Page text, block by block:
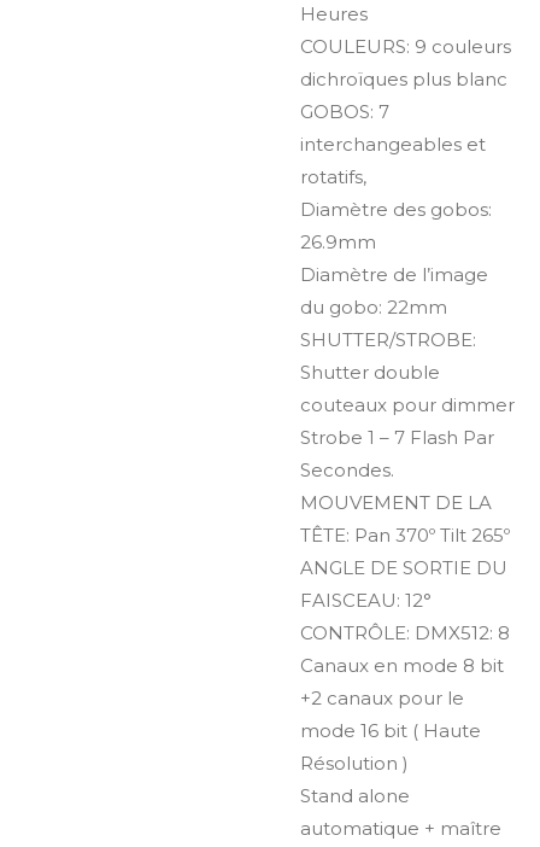
Heures
COULEURS: 9 couleurs
dichroïques plus blanc
GOBOS: 7
interchangeables et
rotatifs,
Diamètre des gobos:
26.9mm
Diamètre de l’image
du gobo: 22mm
SHUTTER/STROBE:
Shutter double
couteaux pour dimmer
Strobe 1 – 7 Flash Par
Secondes.
MOUVEMENT DE LA
TÊTE: Pan 370º Tilt 265º
ANGLE DE SORTIE DU
FAISCEAU: 12°
CONTRÔLE: DMX512: 8
Canaux en mode 8 bit
+2 canaux pour le
mode 16 bit ( Haute
Résolution )
Stand alone
automatique + maître